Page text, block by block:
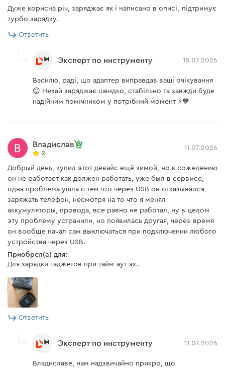
Дуже корисна річ, заряджає як і написано в описі, підтримує
турбо зарядку.
Ответить
Эксперт по инструменту 18.07.2026
Василю, раді, що адаптер виправдав ваші очікування
😊 Нехай заряджає швидко, стабільно та завжди буде
надійним помічником у потрібний момент ⚡💙
Владислав
2
11.07.2026
Добрый день, купил этот девайс ещё зимой, но к сожелению
он не работает как должен работать, уже был в сервисе,
одна проблема ушла с тем что через USB он отказывался
заряжать телефон, несмотря на то что я менял
аккумуляторы, провода, все равно не работал, ну в целом
эту проблему устранили, но появилась другая, через время
он вообще начал сам выключаться при подключении любого
устройства через USB.
Приобрел(а) для:
Для зарядки гаджетов при тайм-аут ах..
Ответить
Эксперт по инструменту 11.07.2026
Владиславе, нам надзвичайно прикро, що